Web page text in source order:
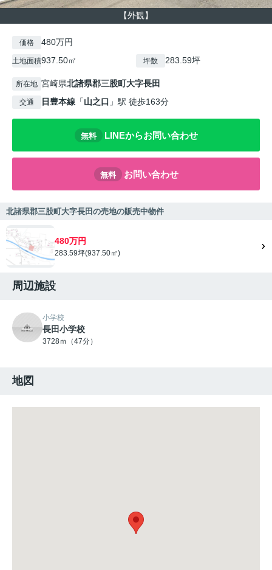
【外観】
価格 480万円
土地面積937.50㎡ 坪数 283.59坪
所在地 宮崎県北諸県郡三股町大字長田
交通 日豊本線 「山之口 」駅 徒歩163分
無料 LINEからお問い合わせ
無料 お問い合わせ
北諸県郡三股町大字長田の売地の販売中物件
480万円
283.59坪(937.50㎡)
周辺施設
小学校
長田小学校
3728ｍ（47分）
地図